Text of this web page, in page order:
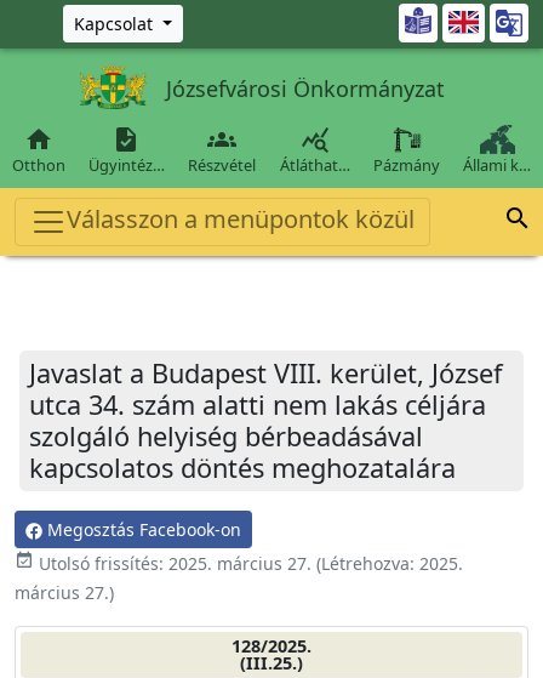
Ugrás a fő tartalomra
Kapcsolat 
Józsefvárosi Önkormányzat

Otthon

Ügyintéz…

Részvétel

Átláthat… Pázmány Állami k…
Válasszon a menüpontok közül 
Javaslat a Budapest VIII. kerület, József
utca 34. szám alatti nem lakás céljára
szolgáló helyiség bérbeadásával
kapcsolatos döntés meghozatalára
Megosztás Facebook-on
event_available Utolsó frissítés: 2025. március 27. (Létrehozva: 2025.
március 27.)
128/2025.
(III.25.)